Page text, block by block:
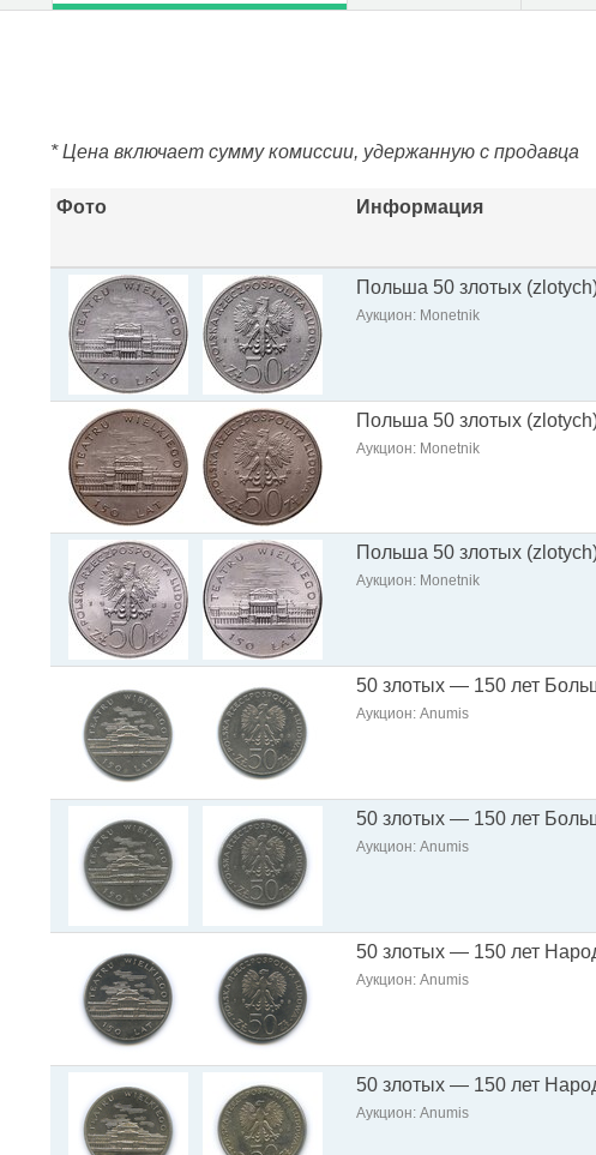
* Цена включает сумму комиссии, удержанную с продавца
Фото Информация
Польша 50 злотых
Аукцион: Monetnik
Польша 50 злотых
Аукцион: Monetnik
Польша 50 злотых
Аукцион: Monetnik
50 злотых — 150 лет
Аукцион: Anumis
50 злотых — 150 лет
Аукцион: Anumis
50 злотых — 150 лет
Аукцион: Anumis
50 злотых — 150 лет
Аукцион: Anumis